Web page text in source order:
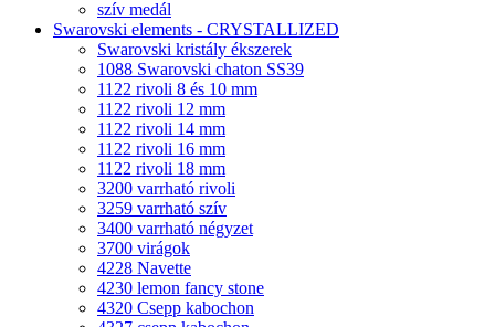
szív medál
Swarovski elements - CRYSTALLIZED
Swarovski kristály ékszerek
1088 Swarovski chaton SS39
1122 rivoli 8 és 10 mm
1122 rivoli 12 mm
1122 rivoli 14 mm
1122 rivoli 16 mm
1122 rivoli 18 mm
3200 varrható rivoli
3259 varrható szív
3400 varrható négyzet
3700 virágok
4228 Navette
4230 lemon fancy stone
4320 Csepp kabochon